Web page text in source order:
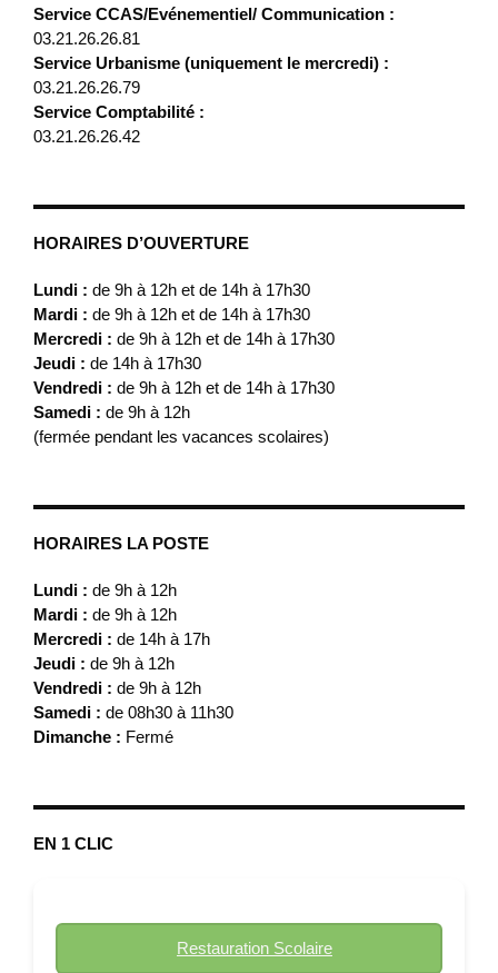
Service CCAS/Evénementiel/ Communication :
03.21.26.26.81
Service Urbanisme (uniquement le mercredi) :
03.21.26.26.79
Service Comptabilité :
03.21.26.26.42
HORAIRES D’OUVERTURE
Lundi : de 9h à 12h et de 14h à 17h30
Mardi : de 9h à 12h et de 14h à 17h30
Mercredi : de 9h à 12h et de 14h à 17h30
Jeudi : de 14h à 17h30
Vendredi : de 9h à 12h et de 14h à 17h30
Samedi : de 9h à 12h
(fermée pendant les vacances scolaires)
HORAIRES LA POSTE
Lundi : de 9h à 12h
Mardi : de 9h à 12h
Mercredi : de 14h à 17h
Jeudi : de 9h à 12h
Vendredi : de 9h à 12h
Samedi : de 08h30 à 11h30
Dimanche : Fermé
EN 1 CLIC
Restauration Scolaire